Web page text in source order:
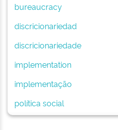
bureaucracy
discricionariedad
discricionariedade
implementation
implementação
política social